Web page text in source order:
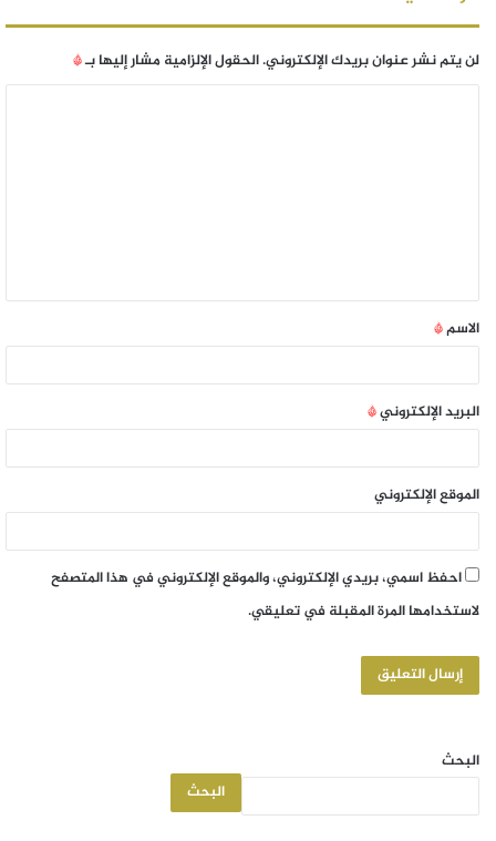
لن يتم نشر عنوان بريدك الإلكتروني.الحقول الإلزامية مشار إليها بـ*
الاسم*
البريد الإلكتروني*
الموقع الإلكتروني
احفظ اسمي، بريدي الإلكتروني، والموقع الإلكتروني في هذا المتصفح
لاستخدامها المرة المقبلة في تعليقي.
البحث
البحث